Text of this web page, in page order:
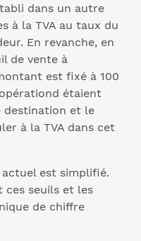
dans un autre
à la TVA au taux du
En revanche, en
de vente à
est fixé à 100
étaient
destination et le
à la TVA dans cet
est simplifié.
ces seuils et les
de chiffre